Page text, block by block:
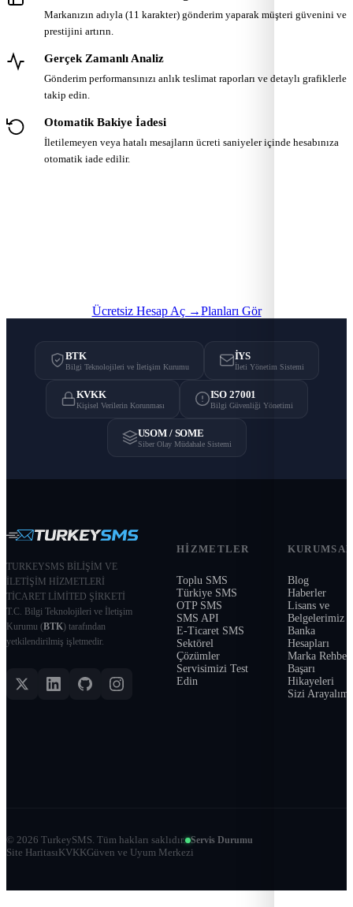
Markanızın adıyla (11 karakter) gönderim yaparak müşteri güvenini ve
prestijini artırın.
Gerçek Zamanlı Analiz
Gönderim performansınızı anlık teslimat raporları ve detaylı grafiklerle
takip edin.
Otomatik Bakiye İadesi
İletilemeyen veya hatalı mesajların ücreti saniyeler içinde hesabınıza
otomatik iade edilir.
Ücretsiz Hesap Aç →Planları Gör
BTK
Bilgi Teknolojileri ve İletişim Kurumu
İYS
İleti Yönetim Sistemi
KVKK
Kişisel Verilerin Korunması
ISO 27001
Bilgi Güvenliği Yönetimi
USOM / SOME
Siber Olay Müdahale Sistemi
TURKEYSMS BİLİŞİM VE
İLETİŞİM HİZMETLERİ
TİCARET LİMİTED ŞİRKETİ
T.C. Bilgi Teknolojileri ve İletişim
Kurumu (BTK) tarafından
yetkilendirilmiş işletmedir.
HIZMETLER
Toplu SMS
Türkiye SMS
OTP SMS
SMS API
E-Ticaret SMS
Sektörel
Çözümler
Servisimizi Test
Edin
Blog
Haberler
Lisans ve
Belgelerimiz
Banka
Hesapları
Marka Rehberi
Başarı
Hikayeleri
Sizi Arayalım
© 2026 TurkeySMS. Tüm hakları saklıdır. Servis Durumu
Site HaritasıKVKKGüven ve Uyum Merkezi